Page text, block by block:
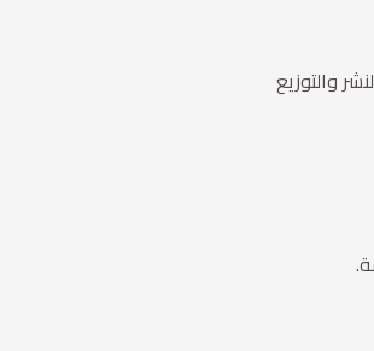
والتوزيع